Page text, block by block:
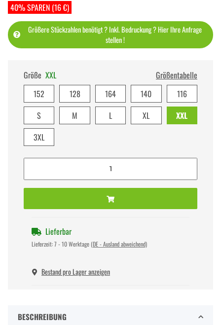
40% SPAREN (16 €)
Größere Stückzahlen benötigt ? Inkl. Bedruckung ? Hier Ihre Anfrage
stellen !
Größe XXL
Größentabelle
152
128 164 140
116
S
M L XL
XXL
3XL
Lieferbar
Lieferzeit:7 - 10 Werktage (DE - Ausland abweichend)
Bestand pro Lager anzeigen
BESCHREIBUNG